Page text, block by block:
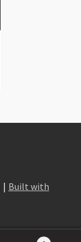
Built with